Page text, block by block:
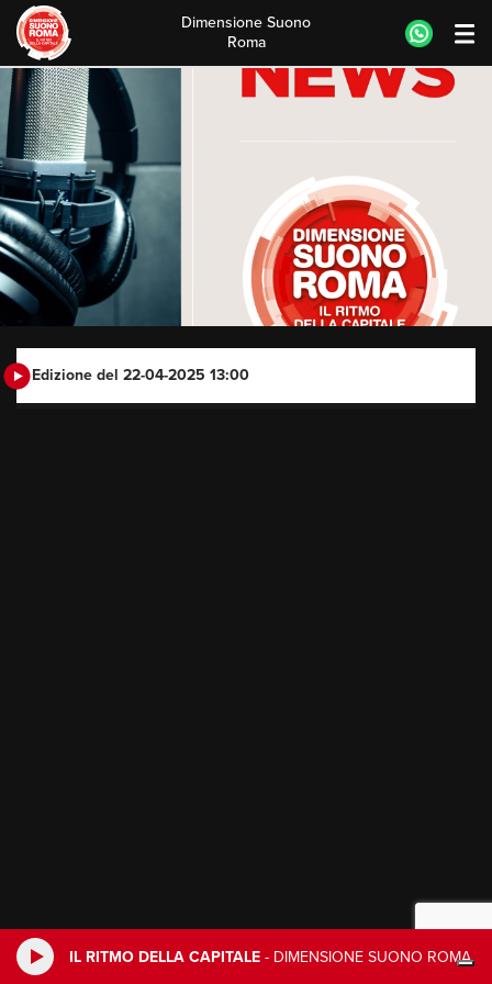
IL RITMO DELLA CAPITALE - DIMENSIONE SUONO ROMA
Skip
to
content
Dimensione Suono
Roma
Edizione del 22-04-2025 13:00